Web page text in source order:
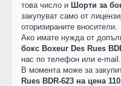
това число и Шорти за
закупуват само от
оторизираните вносители.
Ако имате нужда от
бокс Boxeur Des Rues
нас по телефон или e-mail.
В момента може за
Rues BDR-623 на цена